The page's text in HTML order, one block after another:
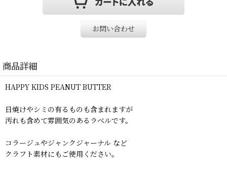
お問い合わせ
商品詳細
HAPPY KIDS PEANUT BUTTER
日焼けやシミの有るものも含まれますが
汚れも含めて雰囲気のあるラベルです。
コラージュやジャンクジャーナル など
クラフト素材にもご使用ください。